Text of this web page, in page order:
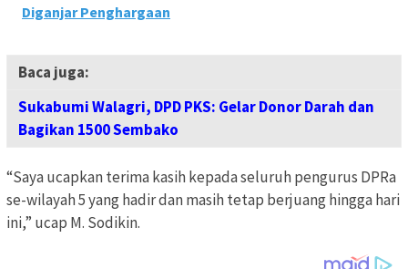
Diganjar Penghargaan
Baca juga:
Sukabumi Walagri, DPD PKS: Gelar Donor Darah dan
Bagikan 1500 Sembako
“Saya ucapkan terima kasih kepada seluruh pengurus DPRa
se-wilayah 5 yang hadir dan masih tetap berjuang hingga hari
ini,” ucap M. Sodikin.